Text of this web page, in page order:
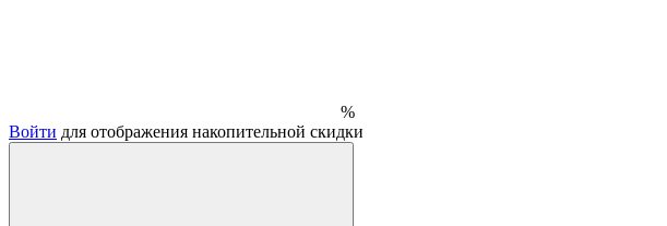
%
Войти для отображения накопительной скидки